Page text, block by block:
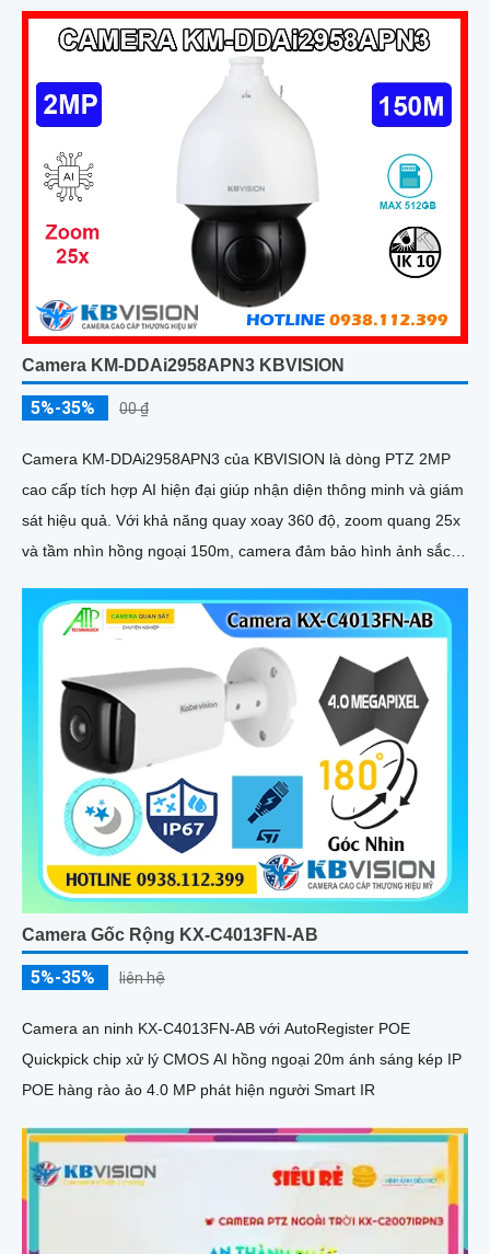
Camera KM-DDAi2958APN3 KBVISION
5%-35% 00 ₫
Camera KM-DDAi2958APN3 của KBVISION là dòng PTZ 2MP
cao cấp tích hợp AI hiện đại giúp nhận diện thông minh và giám
sát hiệu quả. Với khả năng quay xoay 360 độ, zoom quang 25x
và tầm nhìn hồng ngoại 150m, camera đảm bảo hình ảnh sắc
Camera Gốc Rộng KX-C4013FN-AB
5%-35% liên hệ
Camera an ninh KX-C4013FN-AB với AutoRegister POE
Quickpick chip xử lý CMOS AI hồng ngoại 20m ánh sáng kép IP
POE hàng rào ảo 4.0 MP phát hiện người Smart IR